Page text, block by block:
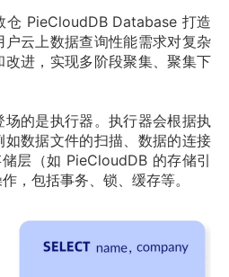
PieCloudDB Database 打造
云上数据查询性能需求对复杂
进，实现多阶段聚集、聚集下
的是执行器。执行器会根据执
数据文件的扫描、数据的连接
层（如 PieCloudDB 的存储引
，包括事务、锁、缓存等。